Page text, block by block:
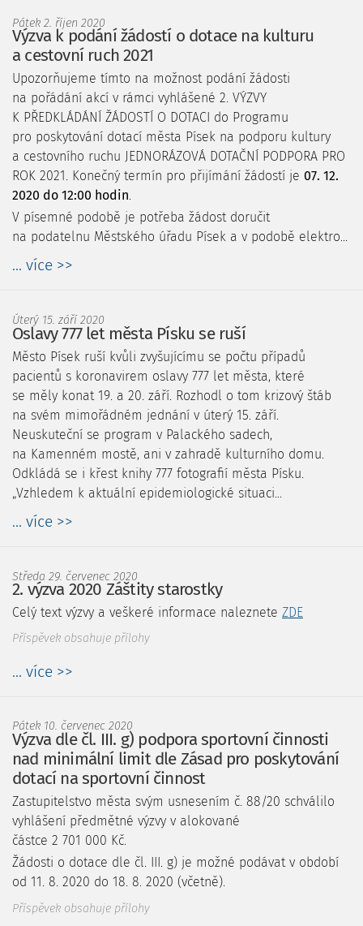
Pátek 2. říjen 2020
Výzva k podání žádostí o dotace na kulturu
a cestovní ruch 2021
Upozorňujeme tímto na možnost podání žádosti
na pořádání akcí v rámci vyhlášené 2. VÝZVY
K PŘEDKLÁDÁNÍ ŽÁDOSTÍ O DOTACI do Programu
pro poskytování dotací města Písek na podporu kultury
a cestovního ruchu JEDNORÁZOVÁ DOTAČNÍ PODPORA PRO
ROK 2021. Konečný termín pro přijímání žádostí je 07. 12.
2020 do 12:00 hodin.
V písemné podobě je potřeba žádost doručit
na podatelnu Městského úřadu Písek a v podobě elektro...
... více >>
Úterý 15. září 2020
Oslavy 777 let města Písku se ruší
Město Písek ruší kvůli zvyšujícímu se počtu případů
pacientů s koronavirem oslavy 777 let města, které
se měly konat 19. a 20. září. Rozhodl o tom krizový štáb
na svém mimořádném jednání v úterý 15. září.
Neuskuteční se program v Palackého sadech,
na Kamenném mostě, ani v zahradě kulturního domu.
Odkládá se i křest knihy 777 fotografií města Písku.
„Vzhledem k aktuální epidemiologické situaci...
... více >>
Středa 29. červenec 2020
2. výzva 2020 Záštity starostky
Celý text výzvy a veškeré informace naleznete ZDE
Příspěvek obsahuje přílohy
... více >>
Pátek 10. červenec 2020
Výzva dle čl. III. g) podpora sportovní činnosti
nad minimální limit dle Zásad pro poskytování
dotací na sportovní činnost
Zastupitelstvo města svým usnesením č. 88/20 schválilo
vyhlášení předmětné výzvy v alokované
částce 2 701 000 Kč.
Žádosti o dotace dle čl. III. g) je možné podávat v období
od 11. 8. 2020 do 18. 8. 2020 (včetně).
Příspěvek obsahuje přílohy